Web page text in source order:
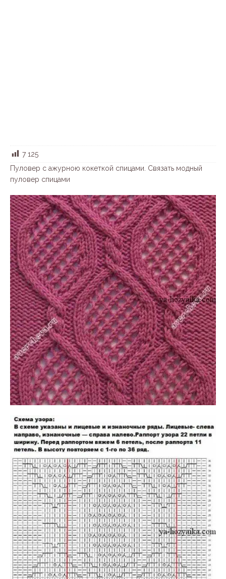
7 125
Пуловер с ажурною кокеткой спицами. Связать модный
пуловер спицами